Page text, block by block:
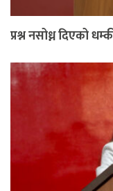
प्रश्न नसोध्न दिएको